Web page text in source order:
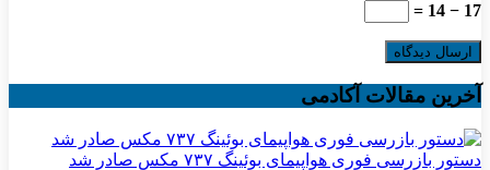
17 − 14 =
آخرین مقالات آکادمی
دستور بازرسی فوری هواپیمای بوئینگ ۷۳۷ مکس صادر شد